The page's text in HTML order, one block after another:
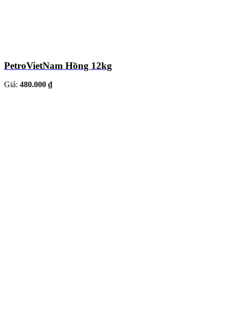
PetroVietNam Hồng 12kg
Giá: 480.000 ₫